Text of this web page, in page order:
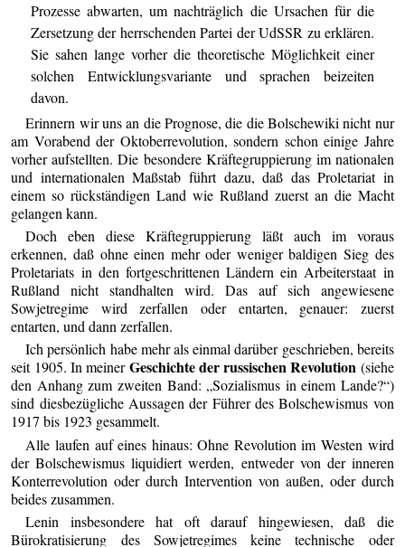
Prozesse abwarten, um nachträglich die Ursachen für die
Zersetzung der herrschenden Partei der UdSSR zu erklären.
Sie sahen lange vorher die theoretische Möglichkeit einer
solchen Entwicklungsvariante und sprachen beizeiten
davon.
Erinnern wir uns an die Prognose, die die Bolschewiki nicht nur
am Vorabend der Oktoberrevolution, sondern schon einige Jahre
vorher aufstellten. Die besondere Kräftegruppierung im nationalen
und internationalen Maßstab führt dazu, daß das Proletariat in
einem so rückständigen Land wie Rußland zuerst an die Macht
gelangen kann.
Doch eben diese Kräftegruppierung läßt auch im voraus
erkennen, daß ohne einen mehr oder weniger baldigen Sieg des
Proletariats in den fortgeschrittenen Ländern ein Arbeiterstaat in
Rußland nicht standhalten wird. Das auf sich angewiesene
Sowjetregime wird zerfallen oder entarten, genauer: zuerst
entarten, und dann zerfallen.
Ich persönlich habe mehr als einmal darüber geschrieben, bereits
seit 1905. In meinerGeschichte der russischen Revolution (siehe
den Anhang zum zweiten Band: „Sozialismus in einem Lande?“)
sind diesbezügliche Aussagen der Führer des Bolschewismus von
1917 bis 1923 gesammelt.
Alle laufen auf eines hinaus: Ohne Revolution im Westen wird
der Bolschewismus liquidiert werden, entweder von der inneren
Konterrevolution oder durch Intervention von außen, oder durch
beides zusammen.
Lenin insbesondere hat oft darauf hingewiesen, daß die
Bürokratisierung des Sowjetregimes keine technische oder